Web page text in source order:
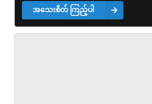
အသေးစိတ် ကြည့်ပါ